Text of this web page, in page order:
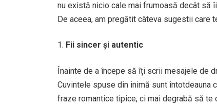
nu există nicio cale mai frumoasă decât să
De aceea, am pregătit câteva sugestii care
Fii sincer și autentic
Înainte de a începe să îți scrii mesajele de
Cuvintele spuse din inimă sunt
fraze romantice tipice, ci mai degrabă să